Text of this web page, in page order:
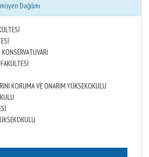
Dağılımı
KORUMA VE ONARIM YÜKSEKOKULU